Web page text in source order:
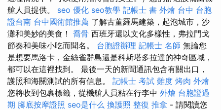
艙人員提供。 seo 優化 seo教學 記帳士 書 外燴 台中 台胞
證台南 台中國術館推薦 了解古董羅馬建築，起泡城市，沙
灘和美妙的美食！ 喬骨 西班牙還以文化多樣性，弗拉門戈
節奏和美味小吃而聞名。 台胞證辦理 記帳士 名師 無論您
是想要馬洛卡，金絲雀群島還是科斯塔多拉達的神奇區域，
都可以在這裡找到。 最後一天的新聞通訊包含有關出口，
護照和海關測試的所有信息。 記帳士 考試 難度 烤肉 外燴
您將收到包裹標籤，從機艙人員粘在行李中 外燴 台胞證過
期 腳底按摩證照 seo是什么 換護照 整復 推拿 - 請閱讀您